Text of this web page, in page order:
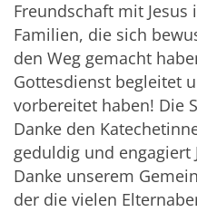
Freundschaft mit
Familien, die sich
den Weg gemacht
Gottesdienst begleitet
vorbereitet haben! Die
Danke den
geduldig und engagiert
Danke unserem
der die vielen